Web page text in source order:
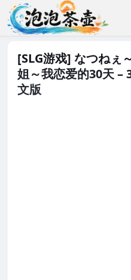
[SLG游戏] なつねぇ
姐～我恋爱的30天 –
文版